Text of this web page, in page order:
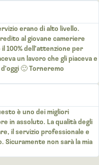
erano di alto livello.
al giovane cameriere
100% dell'attenzione per
un lavoro che gli piaceva e
🙂 Torneremo
è uno dei migliori
in assoluto. La qualità degli
il servizio professionale e
Sicuramente non sarà la mia